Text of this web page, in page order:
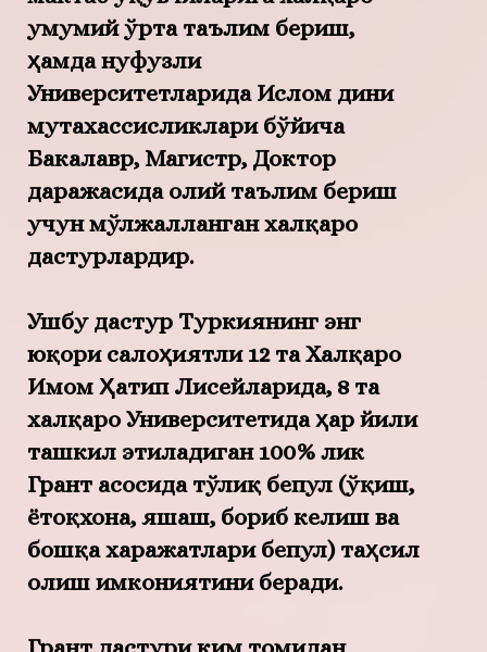
умумий ўрта таълим бериш,
ҳамда нуфузли
Университетларида Ислом дини
мутахассисликлари бўйича
Бакалавр, Магистр, Доктор
даражасида олий таълим бериш
учун мўлжалланган халқаро
дастурлардир.
Ушбу дастур Туркиянинг энг
юқори салоҳиятли 12 та Халқаро
Имом Ҳатип Лисейларида, 8 та
халқаро Университетида ҳар йили
ташкил этиладиган 100% лик
Грант асосида тўлиқ бепул (ўқиш,
ётоқхона, яшаш, бориб келиш ва
бошқа харажатлари бепул) таҳсил
олиш имкониятини беради.